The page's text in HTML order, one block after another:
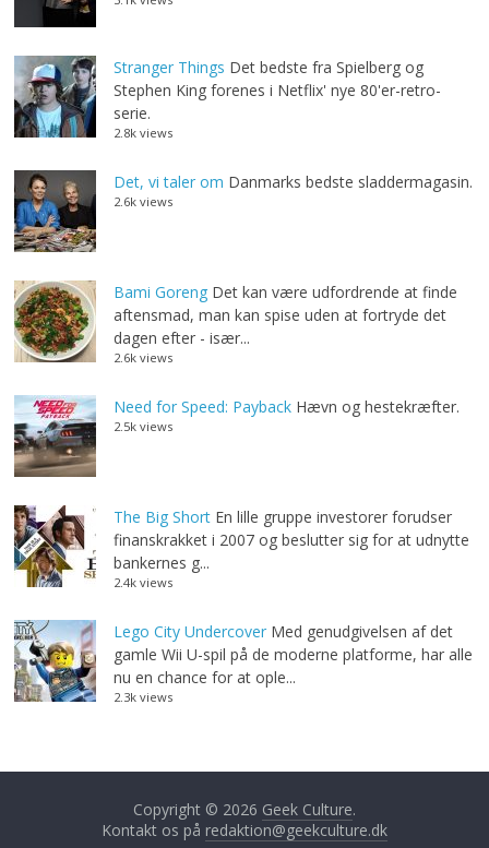
Stranger Things Det bedste fra Spielberg og
Stephen King forenes i Netflix' nye 80'er-retro-
serie.
2.8k views
Det, vi taler om Danmarks bedste sladdermagasin.
2.6k views
Bami Goreng Det kan være udfordrende at finde
aftensmad, man kan spise uden at fortryde det
dagen efter - især...
2.6k views
Need for Speed: Payback Hævn og hestekræfter.
2.5k views
The Big Short En lille gruppe investorer forudser
finanskrakket i 2007 og beslutter sig for at udnytte
bankernes g...
2.4k views
Lego City Undercover Med genudgivelsen af det
gamle Wii U-spil på de moderne platforme, har alle
nu en chance for at ople...
2.3k views
Copyright © 2026 Geek Culture.
Kontakt os på redaktion@geekculture.dk